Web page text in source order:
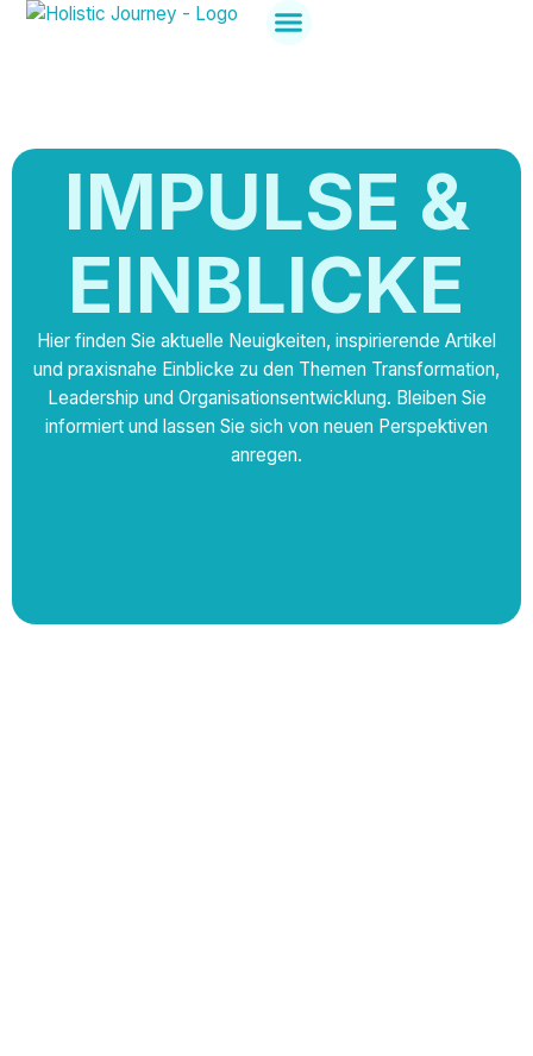
IMPULSE &
EINBLICKE
Hier finden Sie aktuelle Neuigkeiten, inspirierende Artikel
und praxisnahe Einblicke zu den Themen Transformation,
Leadership und Organisationsentwicklung. Bleiben Sie
informiert und lassen Sie sich von neuen Perspektiven
anregen.